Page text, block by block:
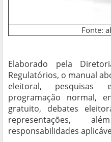
Fonte:
Elaborado pela
Regulatórios, o manual
eleitoral, pesquisas
programação normal,
gratuito, debates
representações,
responsabilidades